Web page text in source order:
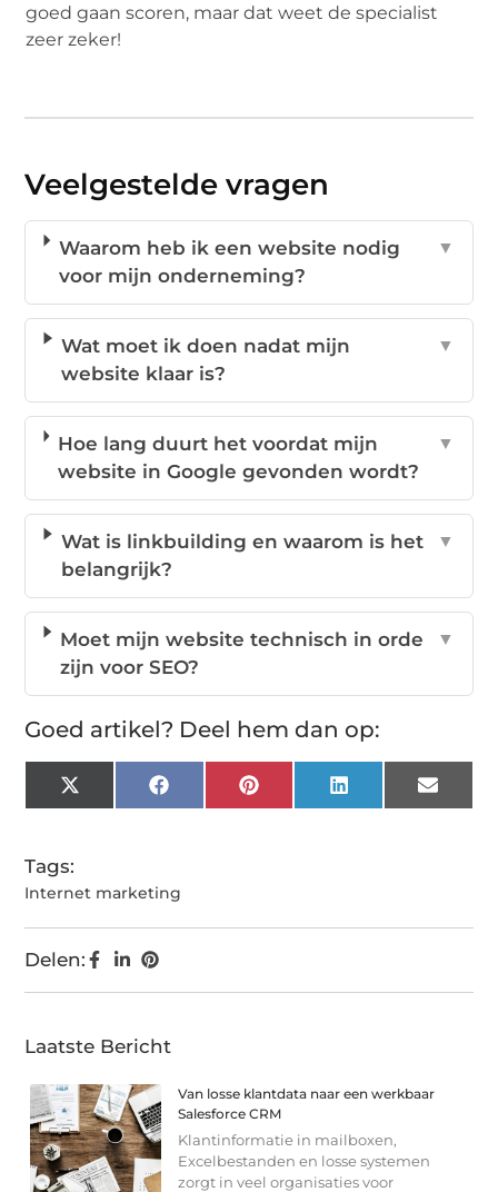
goed gaan scoren, maar dat weet de specialist
zeer zeker!
Veelgestelde vragen
Waarom heb ik een website nodig
voor mijn onderneming?
▼
Wat moet ik doen nadat mijn
website klaar is?
▼
Hoe lang duurt het voordat mijn
website in Google gevonden wordt?
▼
Wat is linkbuilding en waarom is het
belangrijk?
▼
Moet mijn website technisch in orde
zijn voor SEO?
▼
Goed artikel? Deel hem dan op:
X
(Twitter)
FacebookPinterest LinkedIn Email
Tags:
Internet marketing
Delen:
Laatste Bericht
Van losse klantdata naar een werkbaar
Salesforce CRM
Klantinformatie in mailboxen,
Excelbestanden en losse systemen
zorgt in veel organisaties voor